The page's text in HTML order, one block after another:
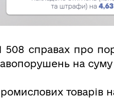
508 справах про
на
товарів